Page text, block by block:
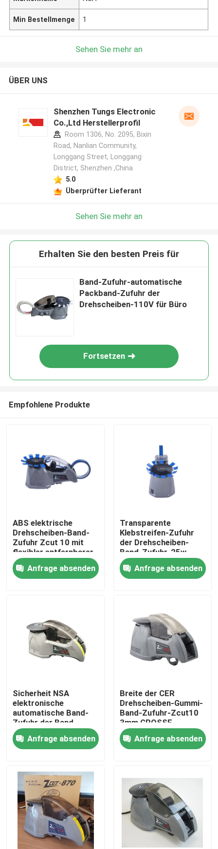
Haus
Über uns
Fabrik-Ausflug
Qualitätskontrolle
Treten Sie mit uns in Verbindung
Nachrichten
Elektrische Band-Zufuhr
Drehscheiben-Band-Zufuhr
automatische Bandzufuhr
Min Bestellmenge 1
Sehen Sie mehr an
ÜBER UNS
Shenzhen Tungs Electronic
Co.,Ltd Herstellerprofil
Room 1306, No. 2095, Bixin
Road, Nanlian Community,
Longgang Street, Longgang
District, Shenzhen ,China
5.0
Überprüfter Lieferant
Sehen Sie mehr an
Erhalten Sie den besten Preis für
Band-Zufuhr-automatische
Packband-Zufuhr der
Drehscheiben-110V für Büro
Fortsetzen
Empfohlene Produkte
ABS elektrische
Drehscheiben-Band-
Zufuhr Zcut 10 mit
flexibler entfernbarer
Rolle
Anfrage absenden
Transparente
Klebstreifen-Zufuhr
der Drehscheiben-
Band-Zufuhr-25w
Anfrage absenden
Sicherheit NSA
elektronische
automatische Band-
Zufuhr der Band-
Zufuhr-25w Leti
Anfrage absenden
Breite der CER
Drehscheiben-Gummi-
Band-Zufuhr-Zcut10
3mm GROSSE
DISKETTE
Anfrage absenden